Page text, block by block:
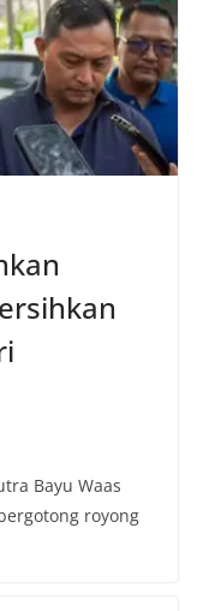
Bayu Waas
royong